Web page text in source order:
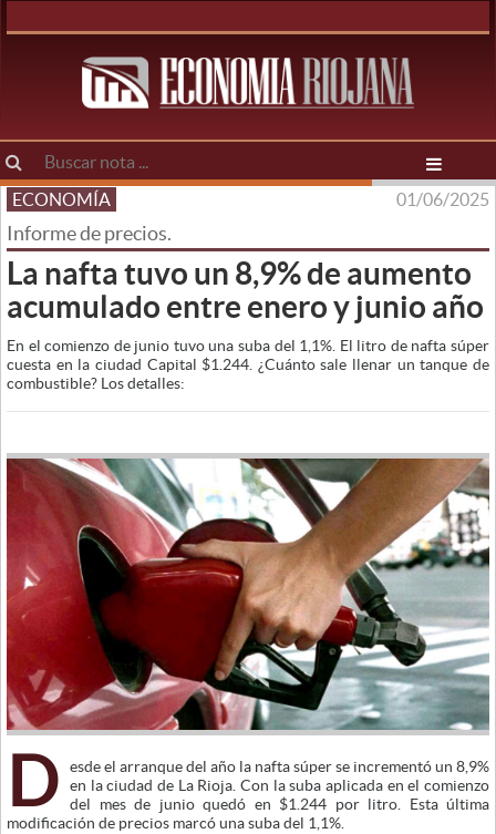
ECONOMÍA 01/06/2025
Informe de precios.
La nafta tuvo un 8,9% de aumento
acumulado entre enero y junio año
En el comienzo de junio tuvo una suba del 1,1%. El litro de nafta súper
cuesta en la ciudad Capital $1.244. ¿Cuánto sale llenar un tanque de
combustible? Los detalles:
D
esde el arranque del año la nafta súper se incrementó un 8,9%
en la ciudad de La Rioja. Con la suba aplicada en el comienzo
del mes de junio quedó en $1.244 por litro. Esta última
modificación de precios marcó una suba del 1,1%.